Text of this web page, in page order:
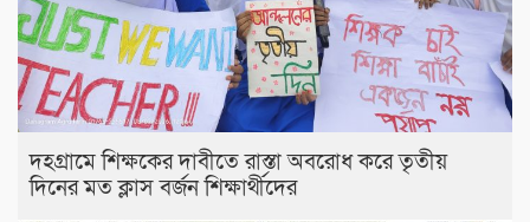
দহগ্রামে শিক্ষকের দাবীতে রাস্তা অবরোধ করে তৃতীয়
দিনের মত ক্লাস বর্জন শিক্ষার্থীদের